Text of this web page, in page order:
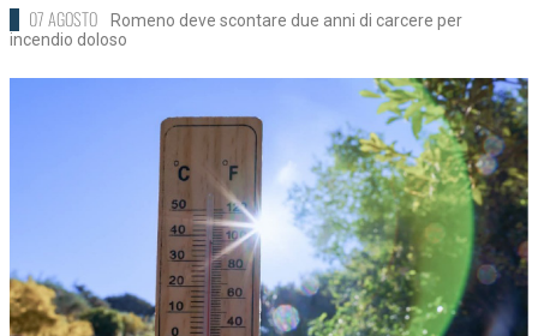
07 AGOSTO
Romeno deve scontare due anni di carcere per
incendio doloso